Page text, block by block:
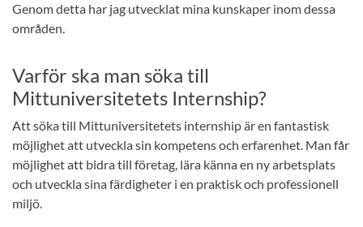
Genom detta har jag utvecklat mina kunskaper inom dessa
områden.
Varför ska man söka till
Mittuniversitetets Internship?
Att söka till Mittuniversitetets internship är en fantastisk
möjlighet att utveckla sin kompetens och erfarenhet. Man får
möjlighet att bidra till företag, lära känna en ny arbetsplats
och utveckla sina färdigheter i en praktisk och professionell
miljö.